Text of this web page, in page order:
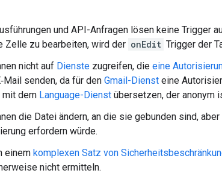
und API-Anfragen lösen keine Trigger
Zelle zu bearbeiten, wird der onEdit Trigger der
nicht auf Dienste zugreifen, die eine
senden, da für den Gmail-Dienst eine
mit dem Language-Dienst übersetzen, der anonym
die Datei ändern, an die sie gebunden sind,
erfordern würde.
einem komplexen Satz von
nicht ermitteln.